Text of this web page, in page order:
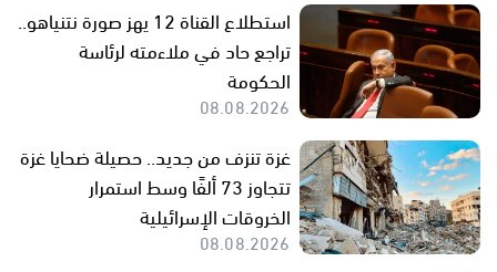
استطلاع القناة 12 يهز صورة نتنياهو..
تراجع حاد في ملاءمته لرئاسة
الحكومة
08.08.2026
غزة تنزف من جديد.. حصيلة ضحايا غزة
تتجاوز 73 ألفًا وسط استمرار
الخروقات الإسرائيلية
08.08.2026